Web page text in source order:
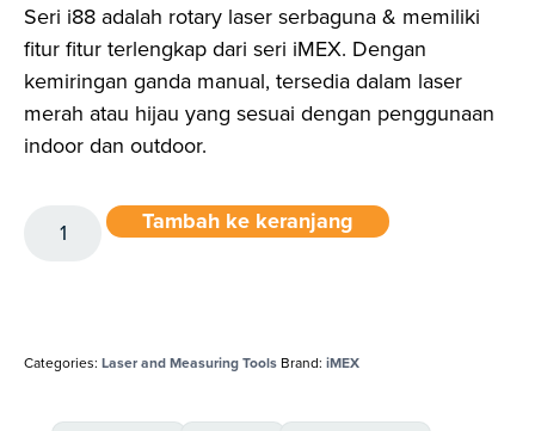
Seri i88 adalah rotary laserserbaguna& memiliki
fiturfiturterlengkapdari seri iMEX. Dengan
kemiringan ganda manual, tersediadalam laser
merah atau hijau yang sesuai dengan penggunaan
indoor dan outdoor.
Tambah ke keranjang
Categories: Laser and Measuring Tools Brand: iMEX